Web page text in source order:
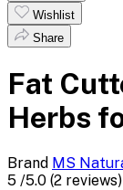
Wishlist
Share
Fat
Herbs
Brand MS
5 /5.0 (2 reviews)